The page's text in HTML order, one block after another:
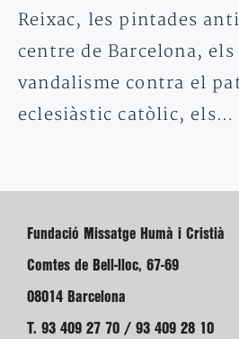
Reixac, les pintades
centre de Barcelona, els
vandalisme contra el
eclesiàstic catòlic, els…
Fundació Missatge Humà i Cristià
Comtes de Bell-lloc, 67-69
08014 Barcelona
T. 93 409 27 70 / 93 409 28 10